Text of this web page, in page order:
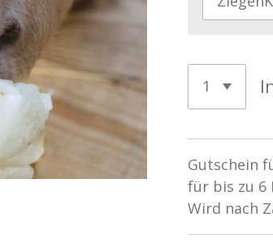
Gutschein
für bis zu 6
Wird nach